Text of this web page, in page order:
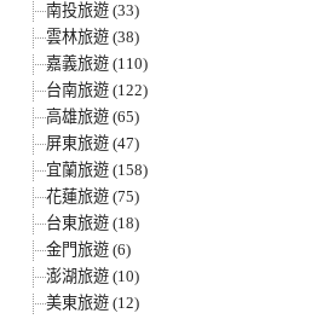
南投旅遊 (33)
雲林旅遊 (38)
嘉義旅遊 (110)
台南旅遊 (122)
高雄旅遊 (65)
屏東旅遊 (47)
宜蘭旅遊 (158)
花蓮旅遊 (75)
台東旅遊 (18)
金門旅遊 (6)
澎湖旅遊 (10)
美東旅遊 (12)